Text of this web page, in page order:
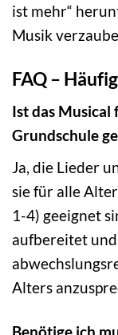
ist mehr“
Musik
FAQ –
Ist das
Grundschule
Ja, die Lieder
sie für alle
1-4) geeignet
aufbereitet
Alters
Benötige ich